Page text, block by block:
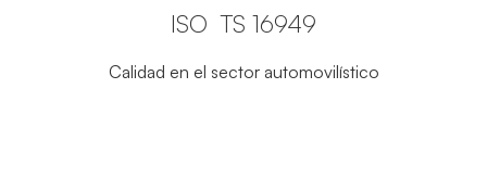
ISO TS 16949
Calidad en el sector automovilístico